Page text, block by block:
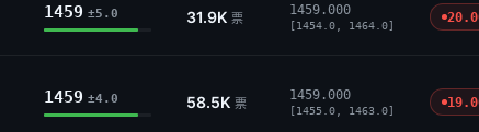
1459 ±5.0 31.9K 票
1459.000
[1454.0, 1464.0]
1459 ±4.0 58.5K 票
1459.000
[1455.0, 1463.0]